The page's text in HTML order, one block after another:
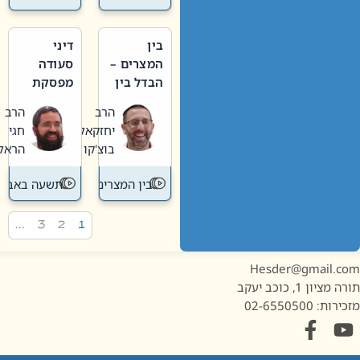
בין
המצרים –
הבדל בין
חדשה
לישנה
הרב
יחזקאל
בוצ'קו
בין המצרים
דיני
סעודה
מפסקת
תשעה
באב
הרב
חגי
הראל
תשעה באב
1, כוכב יעקב
02-6550500